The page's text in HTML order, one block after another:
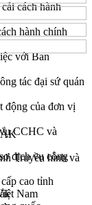
cách hành
hành chính
với Ban
tác đại sứ quán
động của đơn vị
CCHC và
dịch vụ công
cao tỉnh
Nam
Truyền hình và